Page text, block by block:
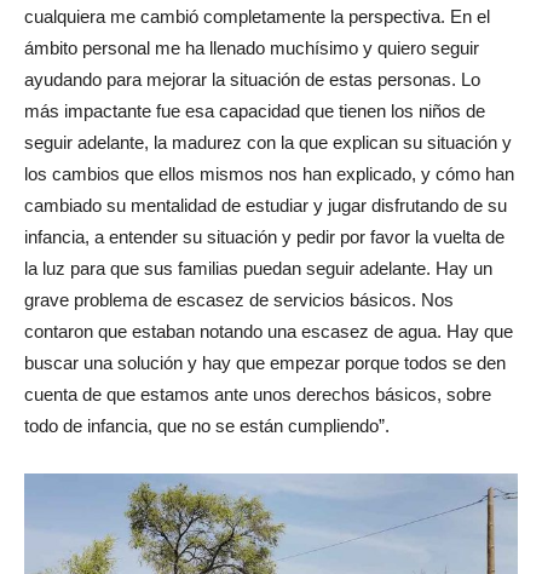
cualquiera me cambió completamente la perspectiva. En el
ámbito personal me ha llenado muchísimo y quiero seguir
ayudando para mejorar la situación de estas personas. Lo
más impactante fue esa capacidad que tienen los niños de
seguir adelante, la madurez con la que explican su situación y
los cambios que ellos mismos nos han explicado, y cómo han
cambiado su mentalidad de estudiar y jugar disfrutando de su
infancia, a entender su situación y pedir por favor la vuelta de
la luz para que sus familias puedan seguir adelante. Hay un
grave problema de escasez de servicios básicos. Nos
contaron que estaban notando una escasez de agua. Hay que
buscar una solución y hay que empezar porque todos se den
cuenta de que estamos ante unos derechos básicos, sobre
todo de infancia, que no se están cumpliendo”.